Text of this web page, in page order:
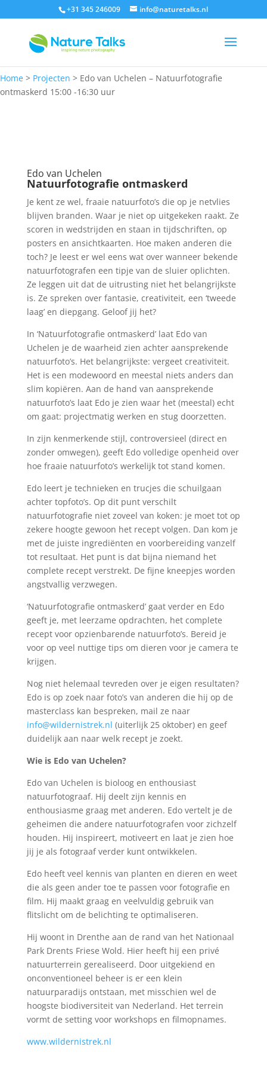
+31 345 246009 info@naturetalks.nl
Home > Projecten > Edo van Uchelen – Natuurfotografie
ontmaskerd 15:00 -16:30 uur
Edo van Uchelen
Natuurfotografie ontmaskerd
Je kent ze wel, fraaie natuurfoto’s die op je netvlies
blijven branden. Waar je niet op uitgekeken raakt. Ze
scoren in wedstrijden en staan in tijdschriften, op
posters en ansichtkaarten. Hoe maken anderen die
toch? Je leest er wel eens wat over wanneer bekende
natuurfotografen een tipje van de sluier oplichten.
Ze leggen uit dat de uitrusting niet het belangrijkste
is. Ze spreken over fantasie, creativiteit, een ‘tweede
laag’ en diepgang. Geloof jij het?
In ‘Natuurfotografie ontmaskerd’ laat Edo van
Uchelen je de waarheid zien achter aansprekende
natuurfoto’s. Het belangrijkste: vergeet creativiteit.
Het is een modewoord en meestal niets anders dan
slim kopiëren. Aan de hand van aansprekende
natuurfoto’s laat Edo je zien waar het (meestal) echt
om gaat: projectmatig werken en stug doorzetten.
In zijn kenmerkende stijl, controversieel (direct en
zonder omwegen), geeft Edo volledige openheid over
hoe fraaie natuurfoto’s werkelijk tot stand komen.
Edo leert je technieken en trucjes die schuilgaan
achter topfoto’s. Op dit punt verschilt
natuurfotografie niet zoveel van koken: je moet tot op
zekere hoogte gewoon het recept volgen. Dan kom je
met de juiste ingrediënten en voorbereiding vanzelf
tot resultaat. Het punt is dat bijna niemand het
complete recept verstrekt. De fijne kneepjes worden
angstvallig verzwegen.
‘Natuurfotografie ontmaskerd’ gaat verder en Edo
geeft je, met leerzame opdrachten, het complete
recept voor opzienbarende natuurfoto’s. Bereid je
voor op veel nuttige tips om dieren voor je camera te
krijgen.
Nog niet helemaal tevreden over je eigen resultaten?
Edo is op zoek naar foto’s van anderen die hij op de
masterclass kan bespreken, mail ze naar
info@wildernistrek.nl (uiterlijk 25 oktober) en geef
duidelijk aan naar welk recept je zoekt.
Wie is Edo van Uchelen?
Edo van Uchelen is bioloog en enthousiast
natuurfotograaf. Hij deelt zijn kennis en
enthousiasme graag met anderen. Edo vertelt je de
geheimen die andere natuurfotografen voor zichzelf
houden. Hij inspireert, motiveert en laat je zien hoe
jij je als fotograaf verder kunt ontwikkelen.
Edo heeft veel kennis van planten en dieren en weet
die als geen ander toe te passen voor fotografie en
film. Hij maakt graag en veelvuldig gebruik van
flitslicht om de belichting te optimaliseren.
Hij woont in Drenthe aan de rand van het Nationaal
Park Drents Friese Wold. Hier heeft hij een privé
natuurterrein gerealiseerd. Door uitgekiend en
onconventioneel beheer is er een klein
natuurparadijs ontstaan, met misschien wel de
hoogste biodiversiteit van Nederland. Het terrein
vormt de setting voor workshops en filmopnames.
www.wildernistrek.nl